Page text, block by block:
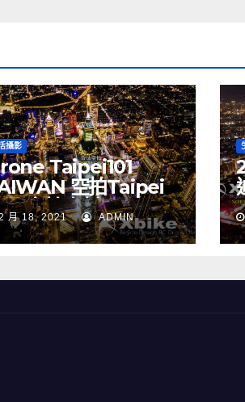
攝影
Taipei101
空拍Taipei
空拍素材
月 18, 2021 ADMIN